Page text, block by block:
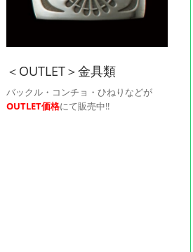
＜OUTLET＞金具類
バックル・コンチョ・ひねりなどが
OUTLET価格にて販売中!!